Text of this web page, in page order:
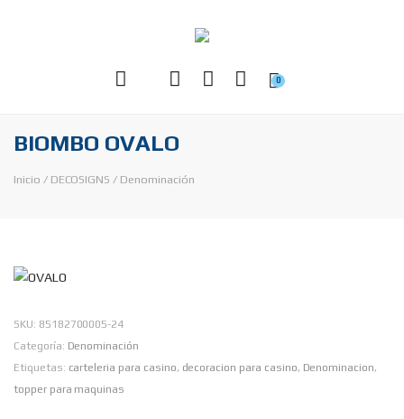
0
BIOMBO OVALO
Inicio / DECOSIGNS / Denominación
SKU: 85182700005-24
Categoría: Denominación
Etiquetas: carteleria para casino, decoracion para casino, Denominacion,
topper para maquinas